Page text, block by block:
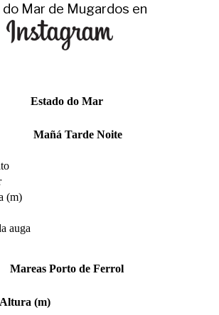
do Mar de Mugardos en